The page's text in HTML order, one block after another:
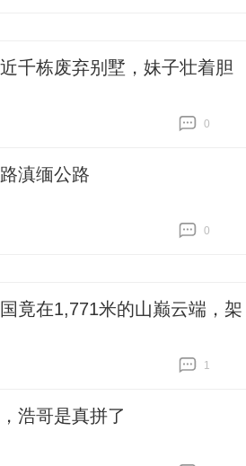
千栋废弃别墅，妹子壮着胆
0
滇缅公路
0
竟在1,771米的山巅云端，架
1
浩哥是真拼了